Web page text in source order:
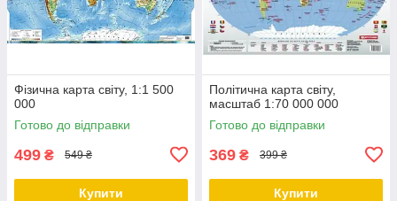
Фізична карта світу, 1:1 500
000
Готово до відправки
499 ₴ 549 ₴
Купити
Політична карта світу,
масштаб 1:70 000 000
Готово до відправки
369 ₴ 399 ₴
Купити